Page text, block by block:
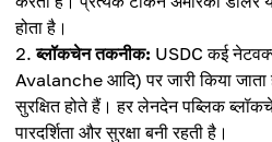
होता है।
ब्लॉकचेन तकनीक: USDC कई
Avalanche आदि) पर जारी किया
सुरक्षित होते हैं। हर लेनदेन पब्लिक
पारदर्शिता और सुरक्षा बनी रहती है।